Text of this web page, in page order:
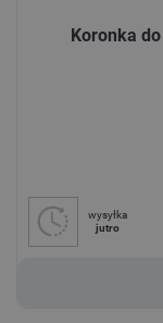
Koronka
wysyłka
jutro